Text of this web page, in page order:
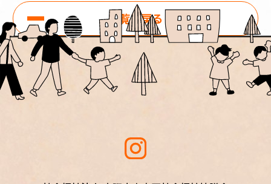
一覧に戻る